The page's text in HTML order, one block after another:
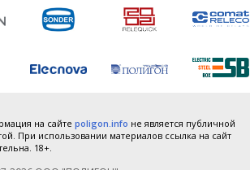
на сайте poligon.info не является публичной
При использовании материалов ссылка на сайт
18+.